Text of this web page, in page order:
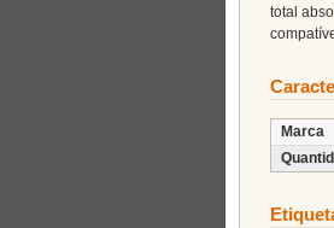
total
Marca